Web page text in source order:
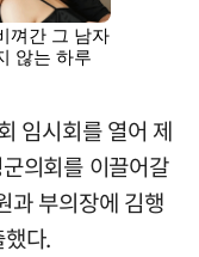
임시회를 열어 제
의회를 이끌어갈
과 부의장에 김행
다.